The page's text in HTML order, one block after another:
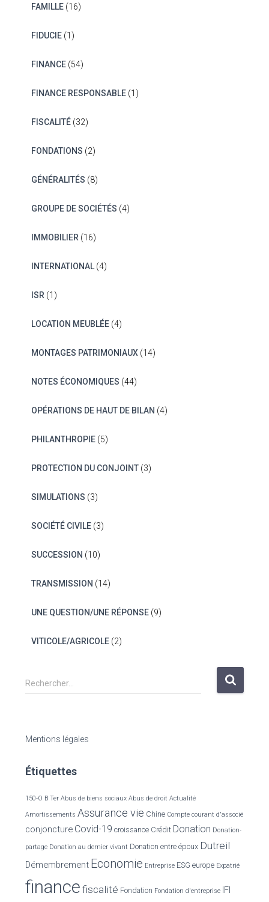
FAMILLE(16)
FIDUCIE(1)
FINANCE(54)
FINANCE RESPONSABLE(1)
FISCALITÉ(32)
FONDATIONS (2)
GÉNÉRALITÉS (8)
GROUPE DE SOCIÉTÉS (4)
IMMOBILIER (16)
INTERNATIONAL(4)
ISR (1)
LOCATION MEUBLÉE(4)
MONTAGES PATRIMONIAUX(14)
NOTES ÉCONOMIQUES (44)
OPÉRATIONS DE HAUT DE BILAN (4)
PHILANTHROPIE(5)
PROTECTION DU CONJOINT(3)
SIMULATIONS (3)
SOCIÉTÉ CIVILE(3)
SUCCESSION (10)
TRANSMISSION (14)
UNE QUESTION/UNE RÉPONSE(9)
VITICOLE/AGRICOLE(2)
R
e
r
h
r
Rechercher…
Mentions légales
Étiquettes
150-O B Ter Abus de biens sociaux Abus de droit Actualité
Amortissements Assurance vie Chine Compte courant d'associé
conjoncture Covid-19 croissance Crédit Donation Donation-
partage Donation au dernier vivant Donation entre époux Dutreil
Démembrement Economie Entreprise ESG europe Expatrié
finance fiscalité Fondation Fondation d'entreprise IFI